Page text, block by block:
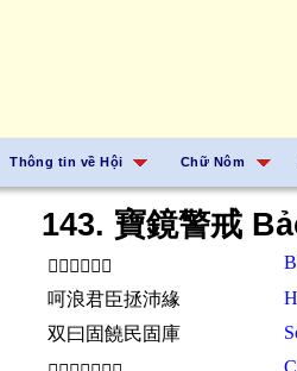
Thông tin về Hội Chữ Nôm
143. 寶鏡警戒
𪽝𢚸拯於𬮌權
呵浪君臣拯沛緣
双曰固饒民固庫